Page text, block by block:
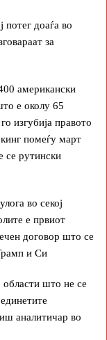
потег доаѓа во
за
американски
е околу 65
изгубија правото
помеѓу март
се рутински
во секој
е првиот
договор што се
и Си
што не се
аналитичар во